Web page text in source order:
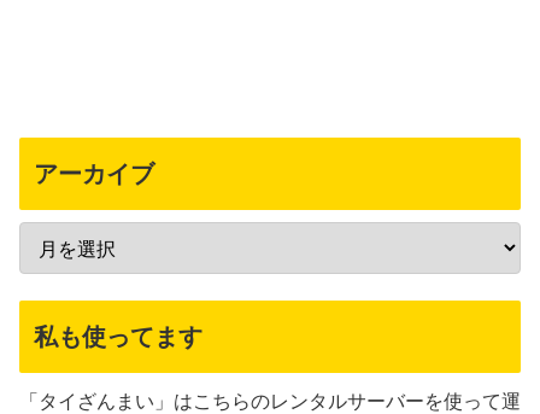
アーカイブ
私も使ってます
「タイざんまい」はこちらのレンタルサーバーを使って運